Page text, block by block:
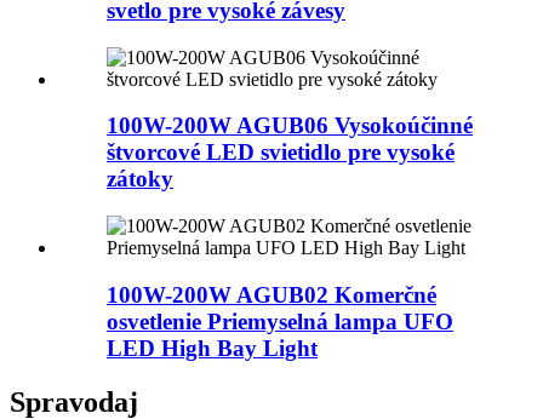
svetlo pre vysoké závesy
100W-200W AGUB06 Vysokoúčinné
štvorcové LED svietidlo pre vysoké
zátoky
100W-200W AGUB02 Komerčné
osvetlenie Priemyselná lampa UFO
LED High Bay Light
Spravodaj